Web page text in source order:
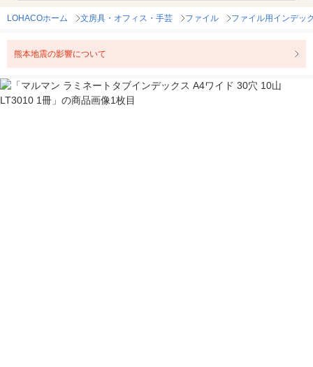
LOHACOホーム 文房具・オフィス・手芸 ファイル ファイル用インデッ
熊本地震の影響について